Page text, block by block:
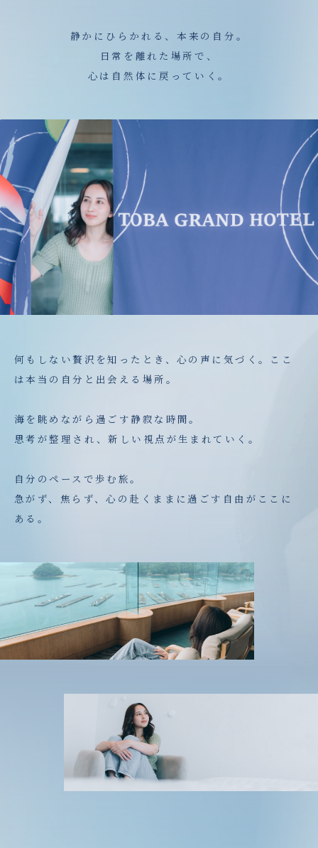
静かにひらかれる、本来の自分。
日常を離れた場所で、
心は自然体に戻っていく。
何もしない贅沢を知ったとき、心の声に気づく。ここ
は本当の自分と出会える場所。
海を眺めながら過ごす静寂な時間。
思考が整理され、新しい視点が生まれていく。
自分のペースで歩む旅。
急がず、焦らず、心の赴くままに過ごす自由がここに
ある。